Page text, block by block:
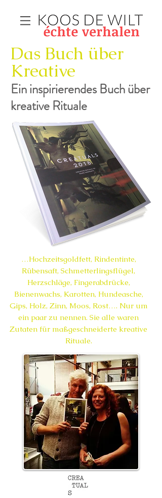
Das Buch über
Kreative
Ein inspirierendes Buch über
kreative Rituale
…Hochzeitsgoldfett, Rindentinte,
Rübensaft, Schmetterlingsflügel,
Herzschläge, Fingerabdrücke,
Bienenwachs, Karotten, Hundeasche,
Gips, Holz, Zinn, Moos, Rost…. Nur um
ein paar zu nennen. Sie alle waren
Zutaten für maßgeschneiderte kreative
Rituale.